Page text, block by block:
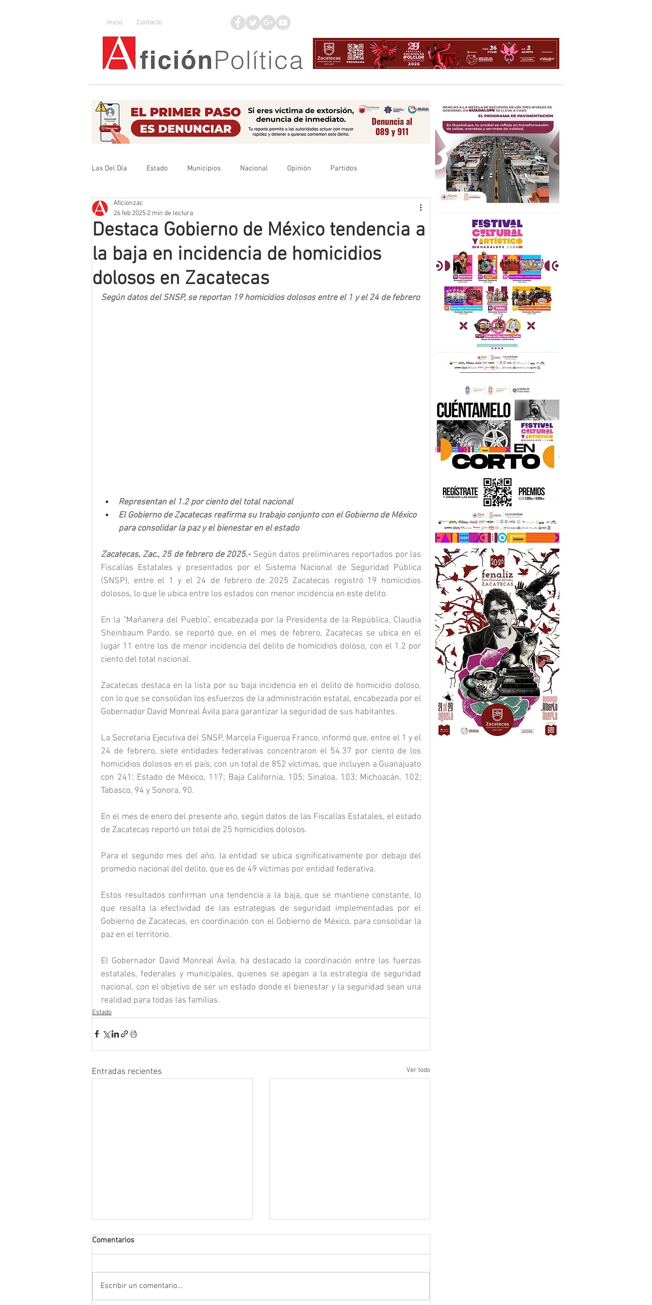
Inicio Contacto
Las Del Día Estado Municipios Nacional Opinión Partidos
Que no se olvide
Mineros LNBP
Destaca Gobierno de México tendencia a
la baja en incidencia de homicidios
dolosos en Zacatecas
Aficionzac
26 feb 2025 2 min de lectura
Según datos del SNSP, se reportan 19 homicidios dolosos entre el 1 y el 24 de febrero
Representan el 1.2 por ciento del total nacional
El Gobierno de Zacatecas reafirma su trabajo conjunto con el Gobierno de México
para consolidar la paz y el bienestar en el estado
Zacatecas, Zac., 25 de febrero de 2025.- Según datos preliminares reportados por las
Fiscalías Estatales y presentados por el Sistema Nacional de Seguridad Pública
(SNSP), entre el 1 y el 24 de febrero de 2025 Zacatecas registró 19 homicidios
dolosos, lo que le ubica entre los estados con menor incidencia en este delito.
En la “Mañanera del Pueblo”, encabezada por la Presidenta de la República, Claudia
Sheinbaum Pardo, se reportó que, en el mes de febrero, Zacatecas se ubica en el
lugar 11 entre los de menor incidencia del delito de homicidios doloso, con el 1.2 por
ciento del total nacional.
Zacatecas destaca en la lista por su baja incidencia en el delito de homicidio doloso,
con lo que se consolidan los esfuerzos de la administración estatal, encabezada por el
Gobernador David Monreal Ávila para garantizar la seguridad de sus habitantes.
La Secretaria Ejecutiva del SNSP, Marcela Figueroa Franco, informó que, entre el 1 y el
24 de febrero, siete entidades federativas concentraron el 54.37 por ciento de los
homicidios dolosos en el país, con un total de 852 víctimas, que incluyen a Guanajuato
con 241; Estado de México, 117; Baja California, 105; Sinaloa, 103; Michoacán, 102;
Tabasco, 94 y Sonora, 90.
En el mes de enero del presente año, según datos de las Fiscalías Estatales, el estado
de Zacatecas reportó un total de 25 homicidios dolosos.
Para el segundo mes del año, la entidad se ubica significativamente por debajo del
promedio nacional del delito, que es de 49 víctimas por entidad federativa.
Estos resultados confirman una tendencia a la baja, que se mantiene constante, lo
que resalta la efectividad de las estrategias de seguridad implementadas por el
Gobierno de Zacatecas, en coordinación con el Gobierno de México, para consolidar la
paz en el territorio.
El Gobernador David Monreal Ávila, ha destacado la coordinación entre las fuerzas
estatales, federales y municipales, quienes se apegan a la estrategia de seguridad
nacional, con el objetivo de ser un estado donde el bienestar y la seguridad sean una
realidad para todas las familias.
Estado
Entradas recientes Ver todo
Comentarios
Escribir un comentario...